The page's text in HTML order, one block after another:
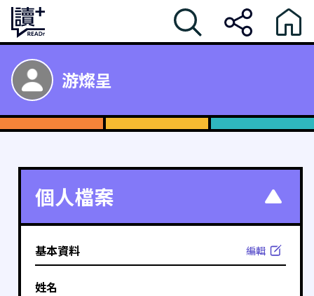
游燦呈
個人檔案
基本資料 編輯
姓名